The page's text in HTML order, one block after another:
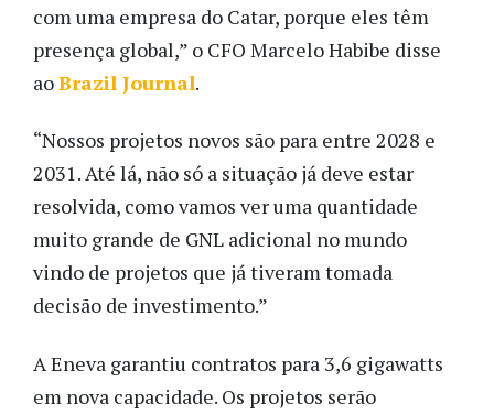
com uma empresa do Catar, porque eles têm
presença global,” o CFO Marcelo Habibe disse
aoBrazil Journal.
“Nossos projetos novos são para entre 2028 e
2031. Até lá, não só a situação já deve estar
resolvida, como vamos ver uma quantidade
muito grande de GNL adicional no mundo
vindo de projetos que já tiveram tomada
decisão de investimento.”
A Eneva garantiu contratos para 3,6 gigawatts
em nova capacidade. Os projetos serão